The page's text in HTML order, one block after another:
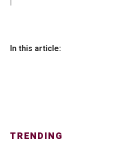
In this article:
TRENDING